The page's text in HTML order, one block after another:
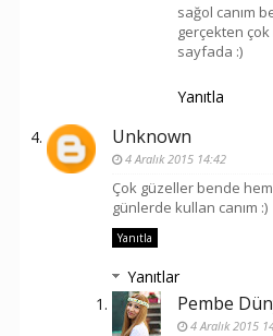
sağol canım
gerçekten
sayfada :)
Yanıtla
Unknown
4 Aralık 2015 14:42
Çok güzeller bende
günlerde kullan canım :)
Yanıtla
Yanıtlar
Pembe
4 Aralık 2015